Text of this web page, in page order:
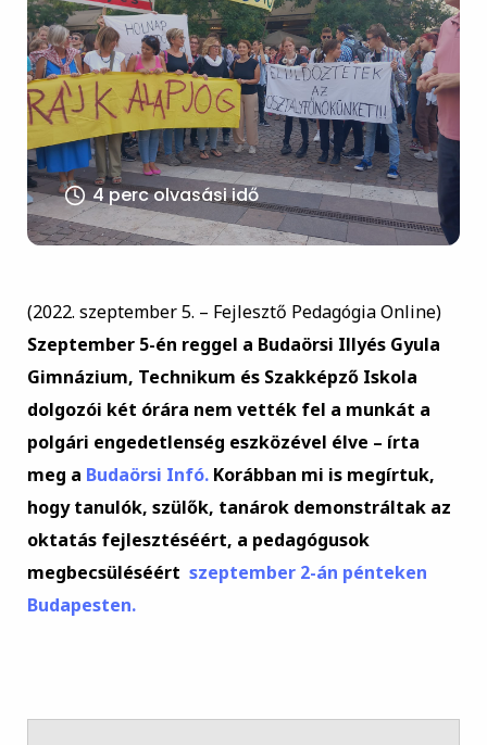
4 perc olvasási idő
(2022. szeptember 5. – Fejlesztő Pedagógia Online)
Szeptember 5-én reggel a Budaörsi Illyés Gyula
Gimnázium, Technikum és Szakképző Iskola
dolgozói két órára nem vették fel a munkát a
polgári engedetlenség eszközével élve – írta
meg a Budaörsi Infó.Korábban mi is megírtuk,
hogy tanulók, szülők, tanárok demonstráltak az
oktatás fejlesztéséért, a pedagógusok
megbecsüléséért szeptember 2-án pénteken
Budapesten.